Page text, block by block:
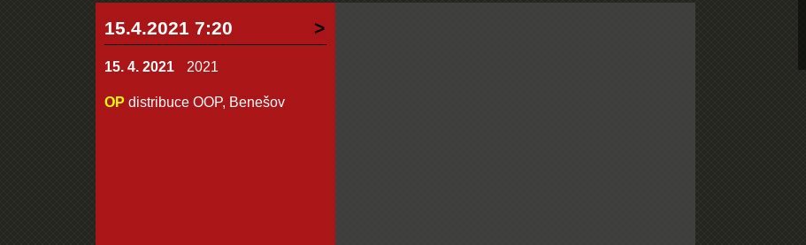
15.4.2021 7:20
15. 4. 2021 2021
OP distribuce OOP, Benešov